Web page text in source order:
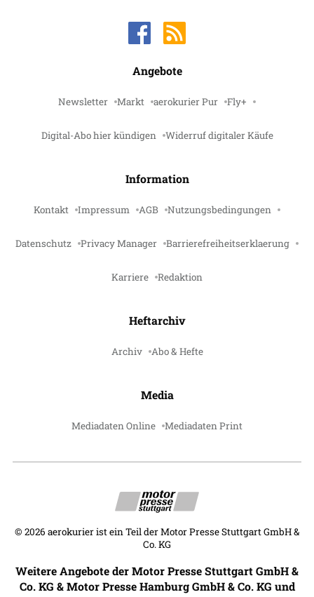
Angebote
Newsletter Markt aerokurier Pur Fly+
Digital-Abo hier kündigen Widerruf digitaler Käufe
Information
Kontakt Impressum AGB Nutzungsbedingungen
Datenschutz Privacy Manager Barrierefreiheitserklaerung
Karriere Redaktion
Heftarchiv
Archiv Abo & Hefte
Media
Mediadaten Online Mediadaten Print
© 2026 aerokurier ist ein Teil der Motor Presse Stuttgart GmbH &
Co. KG
Weitere Angebote der Motor Presse Stuttgart GmbH &
Co. KG & Motor Presse Hamburg GmbH & Co. KG und